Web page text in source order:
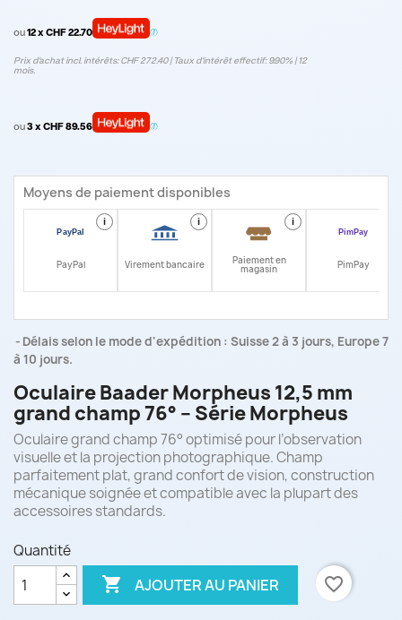
ou12 x CHF 22.70
Prix d’achat incl. intérêts: CHF 272.40 | Taux d‘intérêt effectif: 9.90% | 12
mois.
ou3 x CHF 89.56
Moyens de paiement disponibles
i
PayPal
i
Virement bancaire
i
Paiement en
magasin PimPay
Délais selon le mode d'expédition : Suisse 2 à 3 jours, Europe 7
à 10 jours.
Oculaire Baader Morpheus 12,5 mm
grand champ 76° – Série Morpheus
Oculaire grand champ 76° optimisé pour l’observation
visuelle et la projection photographique. Champ
parfaitement plat, grand confort de vision, construction
mécanique soignée et compatible avec la plupart des
accessoires standards.
Quantité
 AJOUTER AU PANIER favorite_border